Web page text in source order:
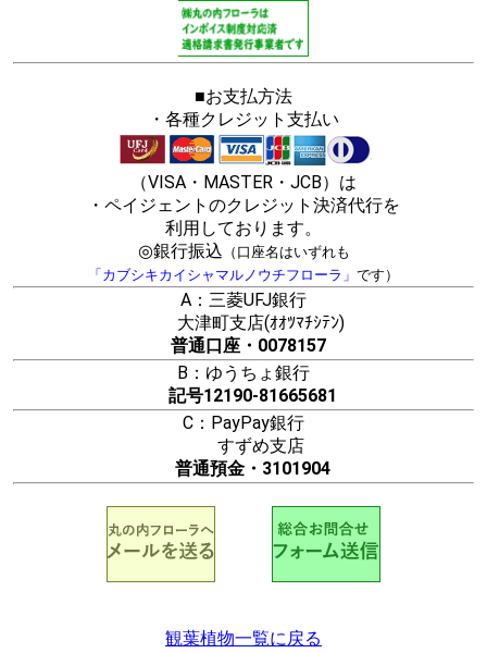
■お支払方法
・各種クレジット支払い
（VISA・MASTER・JCB）は
・ペイジェントのクレジット決済代行を
利用しております。
◎銀行振込 （口座名はいずれも
「カブシキカイシャマルノウチフローラ」 です）
A：三菱UFJ銀行
大津町支店(ｵｵﾂﾏﾁｼﾃﾝ)
普通口座・0078157
B：ゆうちょ銀行
記号12190-81665681
C：PayPay銀行
すずめ支店
普通預金・3101904
観葉植物一覧に戻る